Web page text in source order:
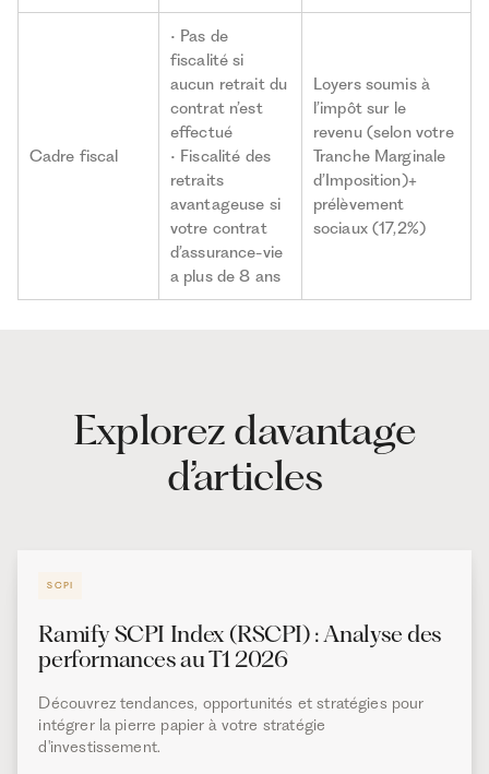
Cadre fiscal
• Pas de
fiscalité si
aucun retrait du
contrat n’est
effectué
• Fiscalité des
retraits
avantageuse si
votre contrat
d’assurance-vie
a plus de 8 ans
Loyers soumis à
l’impôt sur le
revenu (selon votre
Tranche Marginale
d’Imposition)+
prélèvement
sociaux (17,2%)
Explorez davantage
d’articles
SCPI
Ramify SCPI Index (RSCPI) : Analyse des
performances au T1 2026
Découvrez tendances, opportunités et stratégies pour
intégrer la pierre papier à votre stratégie
d'investissement.